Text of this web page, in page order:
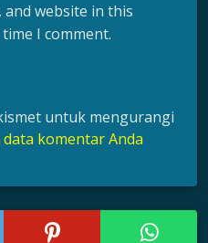
and website in this
I comment.
untuk mengurangi
komentar Anda